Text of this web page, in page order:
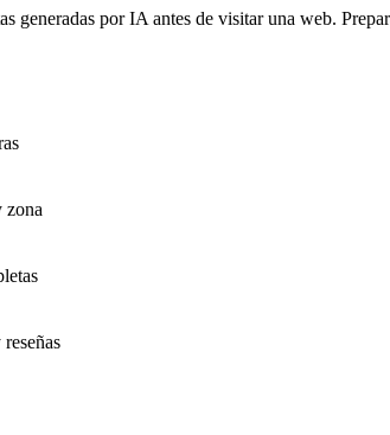
generadas por IA antes de visitar una web.
zona